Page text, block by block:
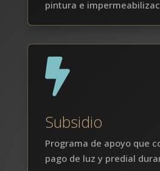
pintura e

Subsidio
Programa de apoyo que
pago de luz y predial